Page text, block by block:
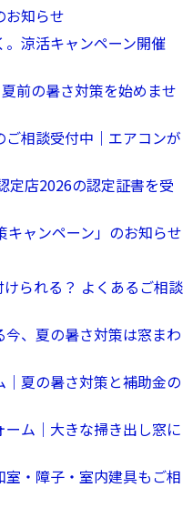
お知らせ
涼活キャンペーン開催
前の暑さ対策を始めませ
相談受付中｜エアコンが
定店2026の認定証書を受
ャンペーン」のお知らせ
られる？ よくあるご相談
、夏の暑さ対策は窓まわ
夏の暑さ対策と補助金の
ム｜大きな掃き出し窓に
・障子・室内建具もご相